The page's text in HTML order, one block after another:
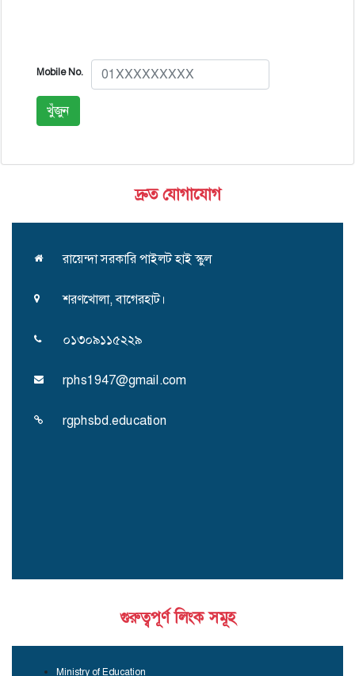
Mobile No.
খুঁজুন
দ্রুত যোগাযোগ
রায়েন্দা সরকারি পাইলট হাই স্কুল
শরণখোলা, বাগেরহাট।
০১৩০৯১১৫২২৯
rphs1947@gmail.com
rgphsbd.education
গুরুত্বপূর্ণ লিংক সমূহ
Ministry of Education